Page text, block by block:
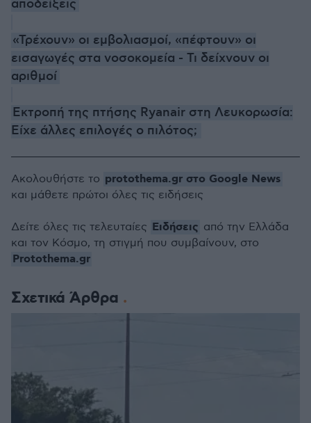
αποδείξεις
«Τρέχουν» οι εμβολιασμοί, «πέφτουν» οι
εισαγωγές στα νοσοκομεία - Τι δείχνουν οι
αριθμοί
Εκτροπή της πτήσης Ryanair στη Λευκορωσία:
Είχε άλλες επιλογές ο πιλότος;
Σχετικά Άρθρα
Ακολουθήστε το protothema.gr στο Google News
και μάθετε πρώτοι όλες τις ειδήσεις
Δείτε όλες τις τελευταίες Ειδήσεις από την Ελλάδα
και τον Κόσμο, τη στιγμή που συμβαίνουν, στο
Protothema.gr